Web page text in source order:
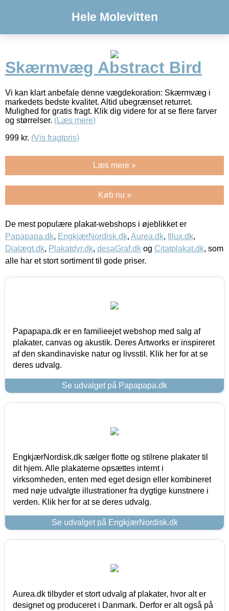
Hele Molevitten
Skærmvæg Abstract Bird
Vi kan klart anbefale denne vægdekoration: Skærmvæg i
markedets bedste kvalitet. Altid ubegrænset returret.
Mulighed for gratis fragt. Klik dig videre for at se flere farver
og størrelser. (Læs mere)
999 kr. (Vis fragtpris)
Læs mere »
Køb nu »
De mest populære plakat-webshops i øjeblikket er
Papapapa.dk, EngkjærNordisk.dk, Aurea.dk, Illux.dk,
Dialægt.dk, Plakatdyr.dk, desaGraf.dk og Citatplakat.dk, som
alle har et stort sortiment til gode priser.
Papapapa.dk er en familieejet webshop med salg af
plakater, canvas og akustik. Deres Artworks er inspireret
af den skandinaviske natur og livsstil. Klik her for at se
deres udvalg.
Se udvalget på Papapapa.dk
EngkjærNordisk.dk sælger flotte og stilrene plakater til
dit hjem. Alle plakaterne opsættes internt i
virksomheden, enten med eget design eller kombineret
med nøje udvalgte illustrationer fra dygtige kunstnere i
verden. Klik her for at se deres udvalg.
Se udvalget på EngkjærNordisk.dk
Aurea.dk tilbyder et stort udvalg af plakater, hvor alt er
designet og produceret i Danmark. Derfor er alt også på